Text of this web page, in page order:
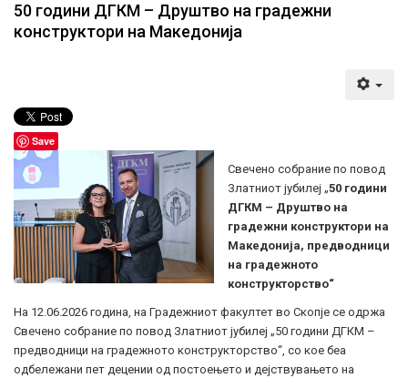
50 години ДГКМ – Друштво на градежни
конструктори на Македонија
Save
Свечено собрание по повод
Златниот јубилеј „50 години
ДГКМ – Друштво на
градежни конструктори на
Македонија, предводници
на градежното
конструкторство“
На 12.06.2026 година, на Градежниот факултет во Скопје се одржа
Свечено собрание по повод Златниот јубилеј „50 години ДГКМ –
предводници на градежното конструкторство“, со кое беа
одбележани пет децении од постоењето и дејствувањето на